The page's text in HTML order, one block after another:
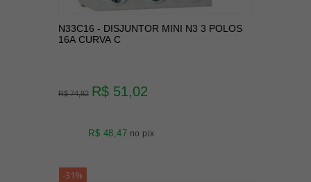
N33C16 - DISJUNTOR MINI N3 3 POLOS
16A CURVA C
R$ 74,82 R$ 51,02
R$ 48,47 no pix
-31%